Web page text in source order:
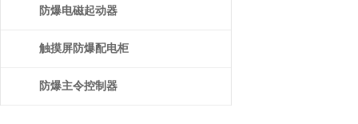
防爆电磁起动器
触摸屏防爆配电柜
防爆主令控制器